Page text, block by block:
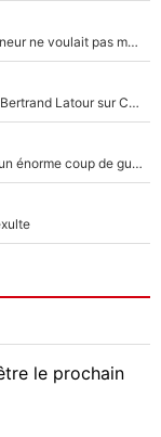
Mercato - OM : Un grand nom a été éjecté, «l’entraîneur ne voulait pas me conserver»
Kylian Mbappé : L’accrochage entre Samir Nasri et Bertrand Latour sur Canal+
Victime de racisme contre Murray, Kyrgios pousse un énorme coup de gueule !
le prochain